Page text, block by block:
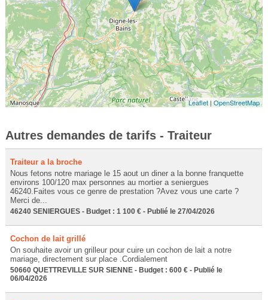
Leaflet |OpenStreetMap
Autres demandes de tarifs - Traiteur
Traiteur a la broche
Nous fetons notre mariage le 15 aout un diner a la bonne franquette
environs 100/120 max personnes au mortier a seniergues
46240.Faites vous ce genre de prestation ?Avez vous une carte ?
Merci de...
46240 SENIERGUES - Budget : 1 100 € - Publié le 27/04/2026
Cochon de lait grillé
On souhaite avoir un grilleur pour cuire un cochon de lait a notre
mariage, directement sur place .Cordialement
50660 QUETTREVILLE SUR SIENNE - Budget : 600 € - Publié le
06/04/2026